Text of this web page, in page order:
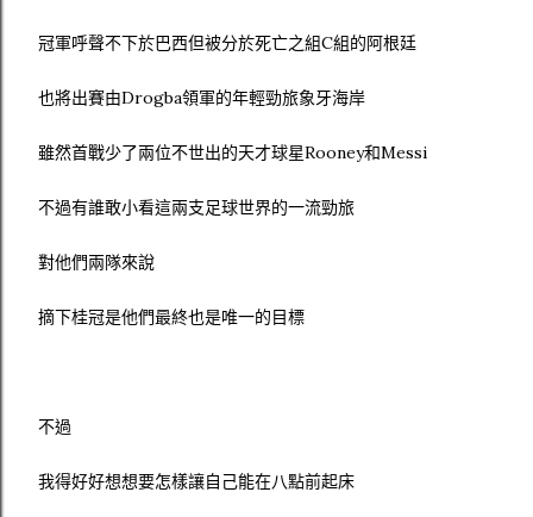
冠軍呼聲不下於巴西但被分於死亡之組C組的阿根廷
也將出賽由Drogba領軍的年輕勁旅象牙海岸
雖然首戰少了兩位不世出的天才球星Rooney和Messi
不過有誰敢小看這兩支足球世界的一流勁旅
對他們兩隊來說
摘下桂冠是他們最終也是唯一的目標
不過
我得好好想想要怎樣讓自己能在八點前起床